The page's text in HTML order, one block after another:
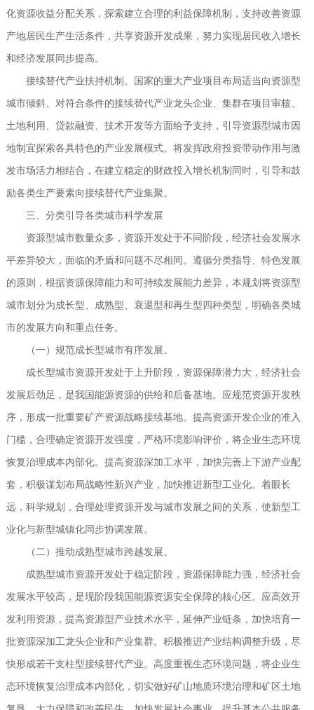
化资源收益分配关系，探索建立合理的利益保障机制，支持改善资源
产地居民生产生活条件，共享资源开发成果，努力实现居民收入增长
和经济发展同步提高。
接续替代产业扶持机制。国家的重大产业项目布局适当向资源型
城市倾斜。对符合条件的接续替代产业龙头企业、集群在项目审核、
土地利用、贷款融资、技术开发等方面给予支持，引导资源型城市因
地制宜探索各具特色的产业发展模式。将发挥政府投资带动作用与激
发市场活力相结合，在建立稳定的财政投入增长机制同时，引导和鼓
励各类生产要素向接续替代产业集聚。
三、分类引导各类城市科学发展
资源型城市数量众多，资源开发处于不同阶段，经济社会发展水
平差异较大，面临的矛盾和问题不尽相同。遵循分类指导、特色发展
的原则，根据资源保障能力和可持续发展能力差异，本规划将资源型
城市划分为成长型、成熟型、衰退型和再生型四种类型，明确各类城
市的发展方向和重点任务。
（一）规范成长型城市有序发展。
成长型城市资源开发处于上升阶段，资源保障潜力大，经济社会
发展后劲足，是我国能源资源的供给和后备基地。应规范资源开发秩
序，形成一批重要矿产资源战略接续基地。提高资源开发企业的准入
门槛，合理确定资源开发强度，严格环境影响评价，将企业生态环境
恢复治理成本内部化。提高资源深加工水平，加快完善上下游产业配
套，积极谋划布局战略性新兴产业，加快推进新型工业化。着眼长
远，科学规划，合理处理资源开发与城市发展之间的关系，使新型工
业化与新型城镇化同步协调发展。
（二）推动成熟型城市跨越发展。
成熟型城市资源开发处于稳定阶段，资源保障能力强，经济社会
发展水平较高，是现阶段我国能源资源安全保障的核心区。应高效开
发利用资源，提高资源型产业技术水平，延伸产业链条，加快培育一
批资源深加工龙头企业和产业集群。积极推进产业结构调整升级，尽
快形成若干支柱型接续替代产业。高度重视生态环境问题，将企业生
态环境恢复治理成本内部化，切实做好矿山地质环境治理和矿区土地